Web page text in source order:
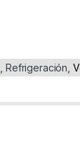
,Refrigeración